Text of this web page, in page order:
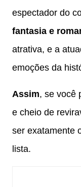
espectador do
fantasia e
atrativa, e a
emoções da
Assim, se você
e cheio de
ser exatamente
lista.